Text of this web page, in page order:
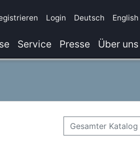
Login Deutsch English
Service Presse Über uns
Gesamter Katalog